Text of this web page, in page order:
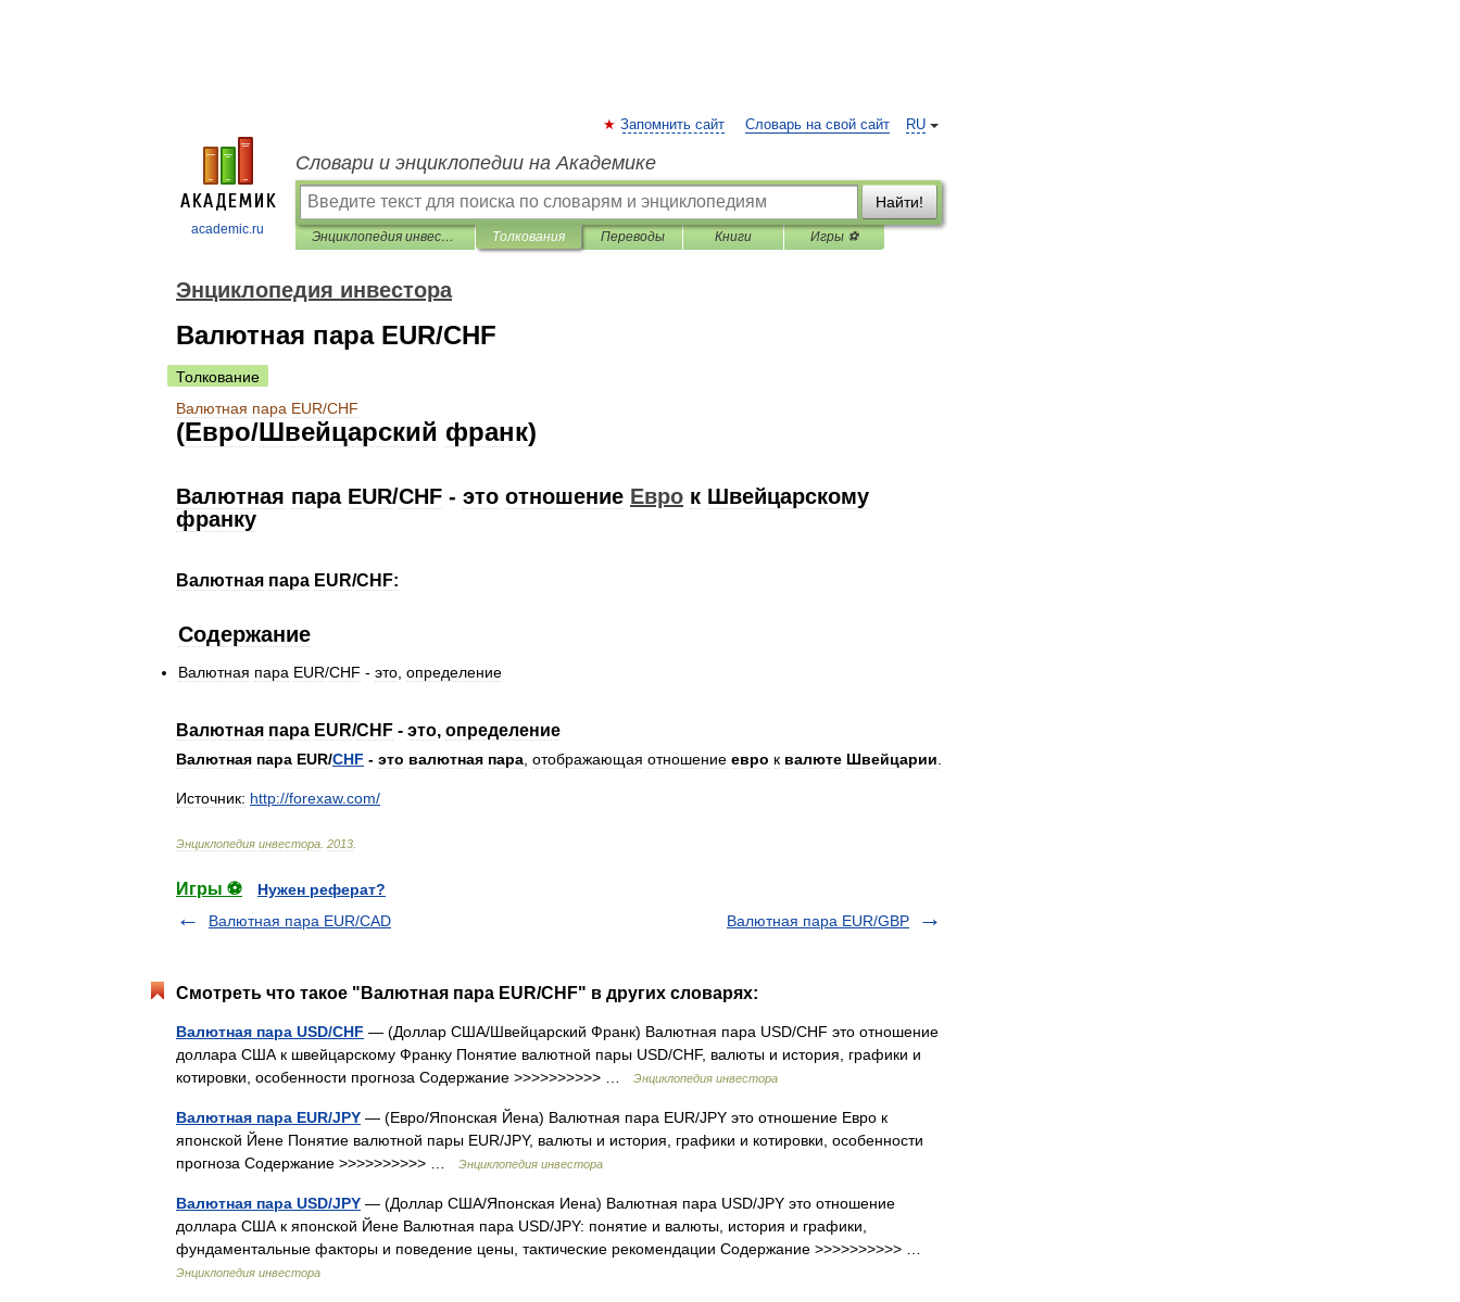
academic.ru
RU
Запомнить сайт Словарь на свой сайт
Словари и энциклопедии на Академике
Найти!
Энциклопедия инвестора Толкования Переводы Книги Игры ⚽
Энциклопедия инвестора
Валютная пара EUR/CHF
Толкование
Валютная пара EUR/CHF
(Евро/Швейцарский франк)
Валютная пара EUR/CHF - это отношение Евро к Швейцарскому
франку
Валютная пара EUR/CHF:
Содержание
Валютная пара EUR/CHF - это определение
Валютная пара EUR/CHF - это, определение
Валютная пара EUR/CHF - это валютная пара отображающая отношение евро к валюте Швейцарии
Источник: http://forexaw.com/
Энциклопедия инвестора 2013
Игры ⚽
Нужен реферат?
Валютная пара EUR/CAD
Валютная пара EUR/GBP
Смотреть что такое "Валютная пара EUR/CHF" в других словарях:
Валютная пара USD/CHF — (Доллар США/Швейцарский Франк) Валютная пара USD/CHF это отношение
доллара США к швейцарскому Франку Понятие валютной пары USD/CHF, валюты и история, графики и
котировки, особенности прогноза Содержание >>>>>>>>>> …
Энциклопедия инвестора
Валютная пара EUR/JPY — (Евро/Японская Йена) Валютная пара EUR/JPY это отношение Евро к
японской Йене Понятие валютной пары EUR/JPY, валюты и история, графики и котировки, особенности
прогноза Содержание >>>>>>>>>> …
Энциклопедия инвестора
Валютная пара USD/JPY — (Доллар США/Японская Иена) Валютная пара USD/JPY это отношение
доллара США к японской Йене Валютная пара USD/JPY: понятие и валюты, история и графики,
фундаментальные факторы и поведение цены, тактические рекомендации Содержание >>>>>>>>>> …
Энциклопедия инвестора